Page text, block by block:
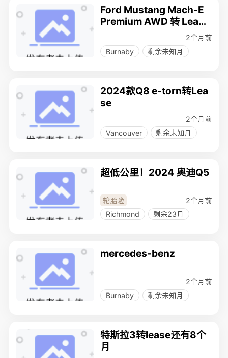
Ford Mustang Mach-E
Premium AWD 转 Lease
2个月前
Burnaby
剩余未知月
2024款Q8 e-torn转Lea
se
2个月前
Vancouver
剩余未知月
超低公里！2024 奥迪Q5
轮胎险
2个月前
Richmond
剩余23月
mercedes-benz
2个月前
Burnaby
剩余未知月
特斯拉3转lease还有8个
月